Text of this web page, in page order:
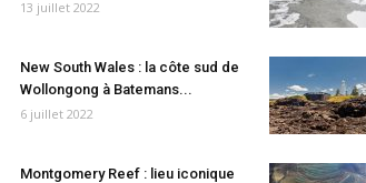
13 juillet 2022
New South Wales : la côte sud de
Wollongong à Batemans...
6 juillet 2022
Montgomery Reef : lieu iconique